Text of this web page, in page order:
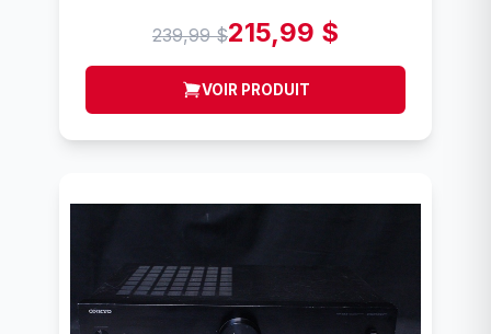
239,99 $215,99 $
VOIR PRODUIT